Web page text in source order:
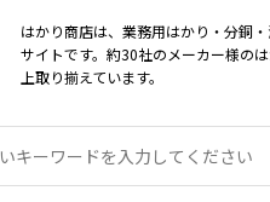
はかり商店は、業務用はかり・分銅
サイトです。約30社のメーカー様の
上取り揃えています。